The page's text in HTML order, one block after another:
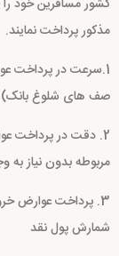
کشور مسافرین خود را
مذکور پرداخت نمایند.
1.سرعت در پرداخت
صف های شلوغ بانک)
2. دقت در پرداخت
مربوطه بدون نیاز به
3. پرداخت عوارض
شمارش پول نقد